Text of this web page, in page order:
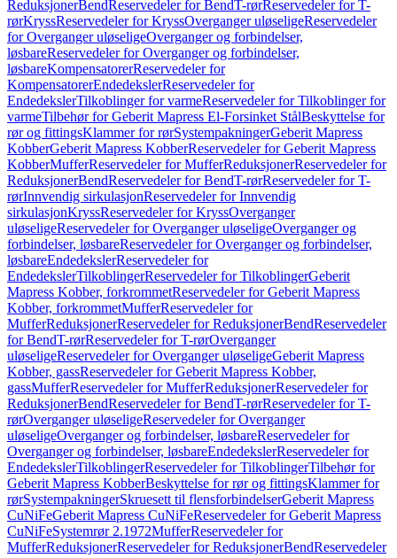
ReduksjonerBendReservedeler for BendT-rørReservedeler for T-
rørKryssReservedeler for KryssOverganger uløseligeReservedeler
for Overganger uløseligeOverganger og forbindelser,
løsbareReservedeler for Overganger og forbindelser,
løsbareKompensatorerReservedeler for
KompensatorerEndedekslerReservedeler for
EndedekslerTilkoblinger for varmeReservedeler for Tilkoblinger for
varmeTilbehør for Geberit Mapress El-Forsinket StålBeskyttelse for
rør og fittingsKlammer for rørSystempakningerGeberit Mapress
KobberGeberit Mapress KobberReservedeler for Geberit Mapress
KobberMufferReservedeler for MufferReduksjonerReservedeler for
ReduksjonerBendReservedeler for BendT-rørReservedeler for T-
rørInnvendig sirkulasjonReservedeler for Innvendig
sirkulasjonKryssReservedeler for KryssOverganger
uløseligeReservedeler for Overganger uløseligeOverganger og
forbindelser, løsbareReservedeler for Overganger og forbindelser,
løsbareEndedekslerReservedeler for
EndedekslerTilkoblingerReservedeler for TilkoblingerGeberit
Mapress Kobber, forkrommetReservedeler for Geberit Mapress
Kobber, forkrommetMufferReservedeler for
MufferReduksjonerReservedeler for ReduksjonerBendReservedeler
for BendT-rørReservedeler for T-rørOverganger
uløseligeReservedeler for Overganger uløseligeGeberit Mapress
Kobber, gassReservedeler for Geberit Mapress Kobber,
gassMufferReservedeler for MufferReduksjonerReservedeler for
ReduksjonerBendReservedeler for BendT-rørReservedeler for T-
rørOverganger uløseligeReservedeler for Overganger
uløseligeOverganger og forbindelser, løsbareReservedeler for
Overganger og forbindelser, løsbareEndedekslerReservedeler for
EndedekslerTilkoblingerReservedeler for TilkoblingerTilbehør for
Geberit Mapress KobberBeskyttelse for rør og fittingsKlammer for
rørSystempakningerSkruesett til flensforbindelserGeberit Mapress
CuNiFeGeberit Mapress CuNiFeReservedeler for Geberit Mapress
CuNiFeSystemrør 2.1972MufferReservedeler for
MufferReduksjonerReservedeler for ReduksjonerBendReservedeler